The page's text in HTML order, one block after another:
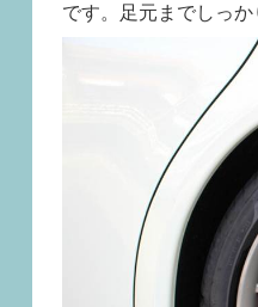
です。足元までしっ